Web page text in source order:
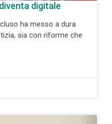
digitale
ha messo a dura
sia con riforme che